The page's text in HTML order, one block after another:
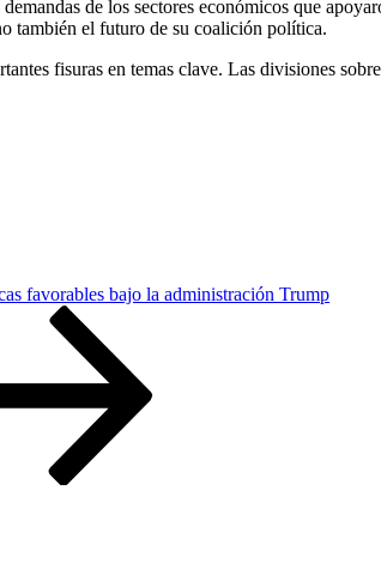
de los sectores económicos que
también el futuro de su coalición política.
fisuras en temas clave. Las divisiones
favorables bajo la administración Trump